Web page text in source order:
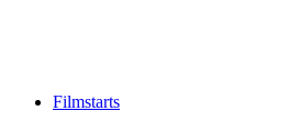
Filmstarts